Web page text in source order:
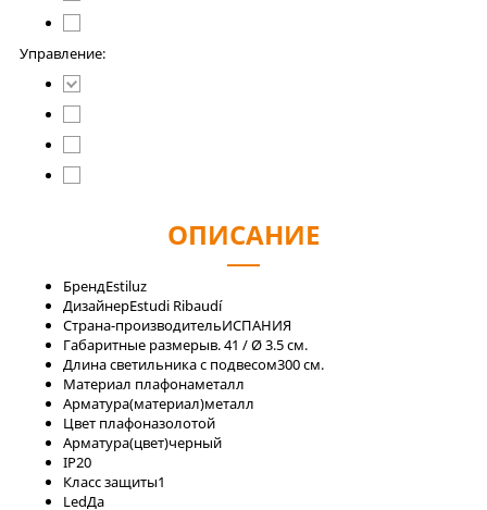
Управление:
ОПИСАНИЕ
БрендEstiluz
ДизайнерEstudi Ribaudí
Страна-производительИСПАНИЯ
Габаритные размерыв. 41 / Ø 3.5 см.
Длина светильника с подвесом300 см.
Материал плафонаметалл
Арматура(материал)металл
Цвет плафоназолотой
Арматура(цвет)черный
IP20
Класс защиты1
LedДа